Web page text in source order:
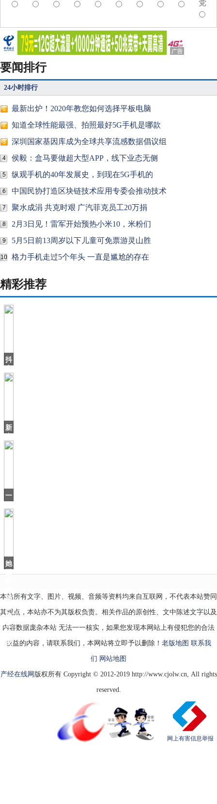
党
要闻排行
24小时排行
1 最新出炉！2020年教您如何选择平板电脑
2 知道全球性能最强、拍照最好5G手机是哪款
3 深圳国家基因库成为全球共享流感数据倡议组
4 侯毅：盒马要做超大型APP，线下业态无侧
5 纵观手机的40年发展史，到现在5G手机的
6 中国民协打造区块链技术应用专委会推动技术
7 聚水成涓 共克时艰 广汽菲克员工20万捐
8 2月3日见！雷军开始预热小米10，米粉们
9 5月5日前13周岁以下儿童可免票游灵山胜
10 格力手机走过5个年头 一直是尴尬的存在
精彩推荐
抖
上
海
爷
新
国
华
一
气
当
她
因
酒
被
雍
正
爱
本站所有文字、图片、视频、音频等资料均来自互联网，不代表本站赞同
其观点，本站亦不为其版权负责。相关作品的原创性、文中陈述文字以及
内容数据庞杂本站 无法一一核实，如果您发现本网站上有侵犯您的合法
权益的内容，请联系我们，本网站将立即予以删除！ 老版地图 联系我
们 网站地图
产经在线网 版权所有 Copyright © 2012-2019 http://www.cjolw.cn, All rights
reserved.
网上有害信息举报